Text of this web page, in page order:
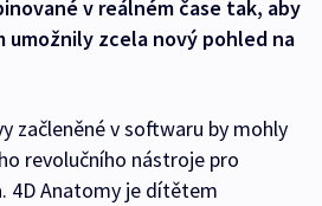
v reálném čase tak, aby
umožnily zcela nový pohled na
začleněné v softwaru by mohly
revolučního nástroje pro
4D Anatomy je dítětem